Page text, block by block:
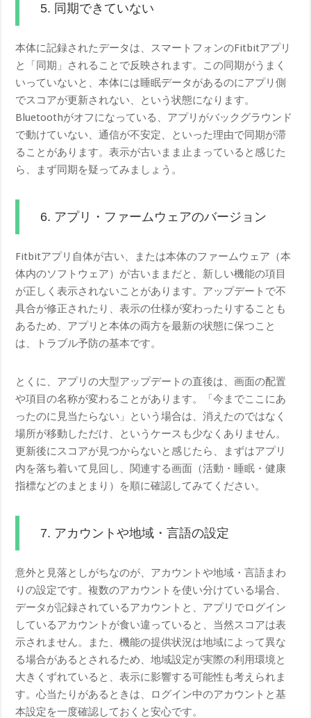
5. 同期できていない
本体に記録されたデータは、スマートフォンのFitbitアプリ
と「同期」されることで反映されます。この同期がうまく
いっていないと、本体には睡眠データがあるのにアプリ側
でスコアが更新されない、という状態になります。
Bluetoothがオフになっている、アプリがバックグラウンド
で動けていない、通信が不安定、といった理由で同期が滞
ることがあります。表示が古いまま止まっていると感じた
ら、まず同期を疑ってみましょう。
6. アプリ・ファームウェアのバージョン
Fitbitアプリ自体が古い、または本体のファームウェア（本
体内のソフトウェア）が古いままだと、新しい機能の項目
が正しく表示されないことがあります。アップデートで不
具合が修正されたり、表示の仕様が変わったりすることも
あるため、アプリと本体の両方を最新の状態に保つこと
は、トラブル予防の基本です。
とくに、アプリの大型アップデートの直後は、画面の配置
や項目の名称が変わることがあります。「今までここにあ
ったのに見当たらない」という場合は、消えたのではなく
場所が移動しただけ、というケースも少なくありません。
更新後にスコアが見つからないと感じたら、まずはアプリ
内を落ち着いて見回し、関連する画面（活動・睡眠・健康
指標などのまとまり）を順に確認してみてください。
7. アカウントや地域・言語の設定
意外と見落としがちなのが、アカウントや地域・言語まわ
りの設定です。複数のアカウントを使い分けている場合、
データが記録されているアカウントと、アプリでログイン
しているアカウントが食い違っていると、当然スコアは表
示されません。また、機能の提供状況は地域によって異な
る場合があるとされるため、地域設定が実際の利用環境と
大きくずれていると、表示に影響する可能性も考えられま
す。心当たりがあるときは、ログイン中のアカウントと基
本設定を一度確認しておくと安心です。